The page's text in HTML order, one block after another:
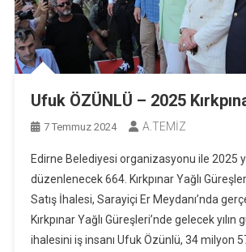
Ufuk ÖZÜNLÜ – 2025
7 Temmuz 2024 A.TEMİZ
Edirne Belediyesi organizasyonu ile 2025
düzenlenecek 664. Kırkpınar Yağlı
Satış İhalesi, Sarayiçi Er Meydanı’nda
Kırkpınar Yağlı Güreşleri’nde gelecek yılın
ihalesini iş insanı Ufuk Özünlü, 34 milyon